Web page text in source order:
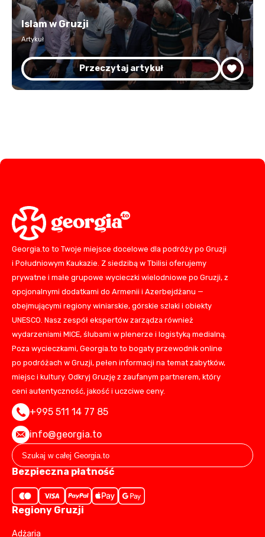
Islam w Gruzji
Artykuł
Przeczytaj artykuł
Georgia.to to Twoje miejsce docelowe dla podróży po Gruzji
i Południowym Kaukazie. Z siedzibą w Tbilisi oferujemy
prywatne i małe grupowe wycieczki wielodniowe po Gruzji, z
opcjonalnymi dodatkami do Armenii i Azerbejdżanu —
obejmującymi regiony winiarskie, górskie szlaki i obiekty
UNESCO. Nasz zespół ekspertów zarządza również
wydarzeniami MICE, ślubami w plenerze i logistyką medialną.
Poza wycieczkami, Georgia.to to bogaty przewodnik online
po podróżach w Gruzji, pełen informacji na temat zabytków,
miejsc i kultury. Odkryj Gruzję z zaufanym partnerem, który
ceni autentyczność, jakość i uczciwe ceny.
+995 511 14 77 85
info@georgia.to
Bezpieczna płatność
Regiony Gruzji
Adżaria